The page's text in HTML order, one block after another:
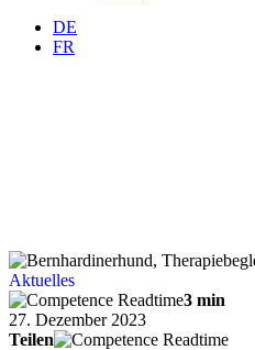
DE
FR
Aktuelles
3 min
27. Dezember 2023
Teilen